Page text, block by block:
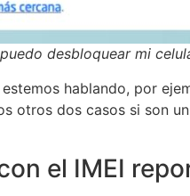
desbloquear mi
hablando, por
otros dos casos si son
el IMEI